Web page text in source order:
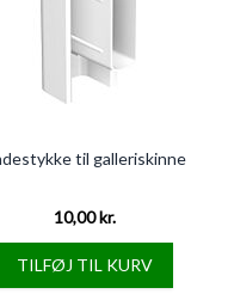
til galleriskinne
10,00 kr.
TILFØJ TIL KURV